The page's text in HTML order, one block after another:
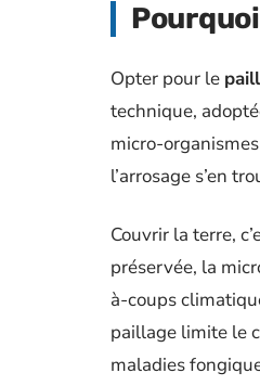
Opter pour le
technique,
micro-
l’arrosage s’en
Couvrir la terre,
préservée, la
à-coups
paillage limite le
maladies